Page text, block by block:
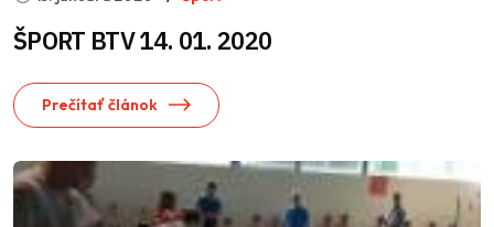
ŠPORT BTV 14. 01. 2020
Prečítať článok